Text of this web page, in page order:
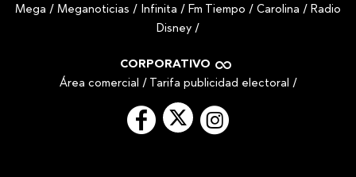
Mega / Meganoticias / Infinita / Fm Tiempo / Carolina / Radio
Disney /
CORPORATIVO
Área comercial / Tarifa publicidad electoral /